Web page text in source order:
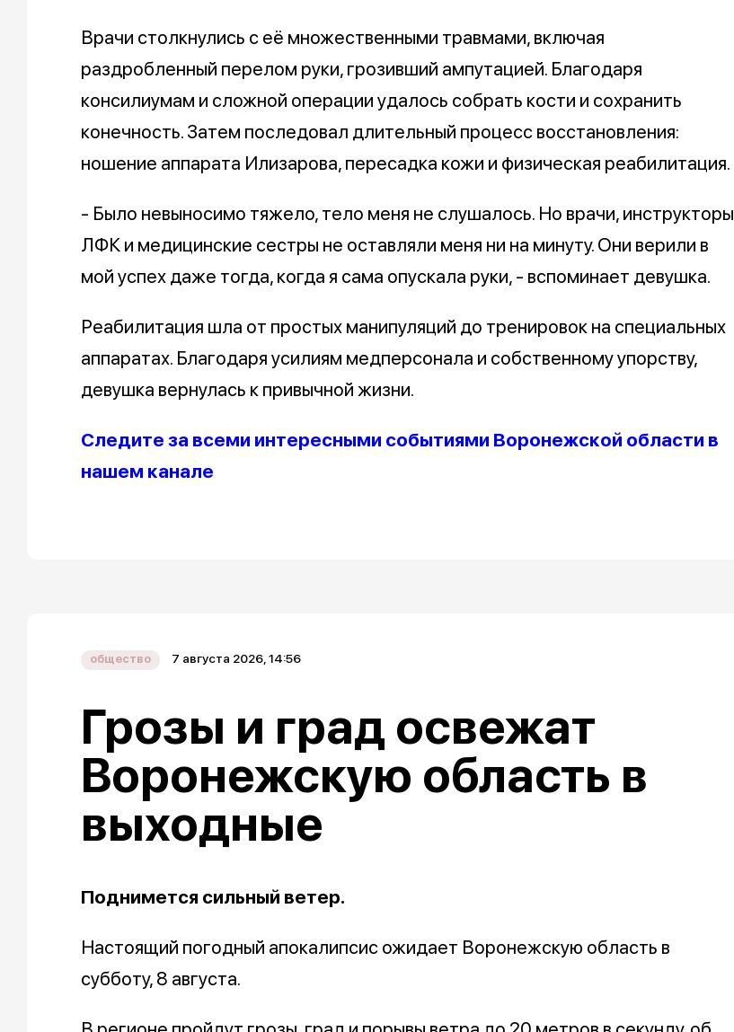
Врачи столкнулись с её множественными травмами, включая
раздробленный перелом руки, грозивший ампутацией. Благодаря
консилиумам и сложной операции удалось собрать кости и сохранить
конечность. Затем последовал длительный процесс восстановления:
ношение аппарата Илизарова, пересадка кожи и физическая реабилитация.
- Было невыносимо тяжело, тело меня не слушалось. Но врачи, инструкторы
ЛФК и медицинские сестры не оставляли меня ни на минуту. Они верили в
мой успех даже тогда, когда я сама опускала руки, - вспоминает девушка.
Реабилитация шла от простых манипуляций до тренировок на специальных
аппаратах. Благодаря усилиям медперсонала и собственному упорству,
девушка вернулась к привычной жизни.
Следите за всеми интересными событиями Воронежской области в
нашем канале
общество 7 августа 2026, 14:56
Грозы и град освежат
Воронежскую область в
выходные
Поднимется сильный ветер.
Настоящий погодный апокалипсис ожидает Воронежскую область в
субботу, 8 августа.